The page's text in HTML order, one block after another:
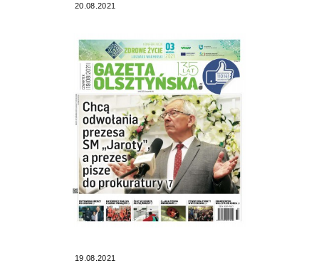
20.08.2021
19.08.2021